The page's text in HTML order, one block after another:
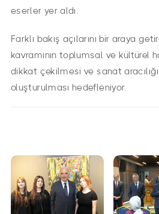
eserler yer aldı.
Farklı bakış açılarını bir araya
kavramının toplumsal ve kültürel
dikkat çekilmesi ve sanat
oluşturulması hedefleniyor.